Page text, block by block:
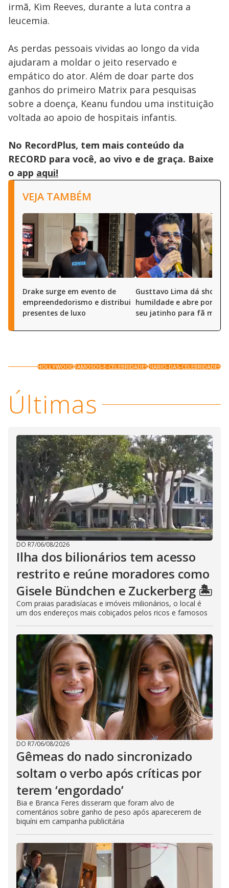
irmã, Kim Reeves, durante a luta contra a
leucemia.
As perdas pessoais vividas ao longo da vida
ajudaram a moldar o jeito reservado e
empático do ator. Além de doar parte dos
ganhos do primeiro Matrix para pesquisas
sobre a doença, Keanu fundou uma instituição
voltada ao apoio de hospitais infantis.
No RecordPlus, tem mais conteúdo da
RECORD para você, ao vivo e de graça. Baixe
o app aqui!
VEJA TAMBÉM
Drake surge em evento de
empreendedorismo e distribui
presentes de luxo
Gusttavo Lima dá show
humildade e abre portas
seu jatinho para fã mirim
HOLLYWOODFAMOSOS-E-CELEBRIDADESDIARIO-DAS-CELEBRIDADES
Últimas
DO R7/06/08/2026
Ilha dos bilionários tem acesso
restrito e reúne moradores como
Gisele Bündchen e Zuckerberg 🏝️
Com praias paradisíacas e imóveis milionários, o local é
um dos endereços mais cobiçados pelos ricos e famosos
DO R7/06/08/2026
Gêmeas do nado sincronizado
soltam o verbo após críticas por
terem ‘engordado’
Bia e Branca Feres disseram que foram alvo de
comentários sobre ganho de peso após aparecerem de
biquíni em campanha publicitária